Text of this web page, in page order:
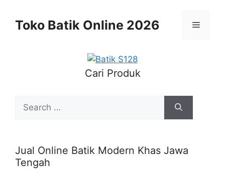
contentToko Batik Online 2026 Menu
Cari Produk
for:
Jual Online Batik Modern Khas Jawa
Tengah